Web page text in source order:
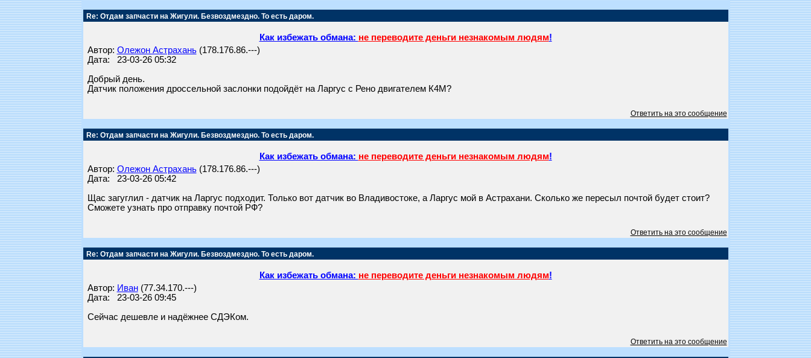
Re: Отдам запчасти на Жигули. Безвоздмездно. То есть даром.
Как избежать обмана: не переводите деньги незнакомым людям!
Автор: Олежон Астрахань(178.176.86.---)
Дата: 23-03-26 05:32
Добрый день.
Датчик положения дроссельной заслонки подойдёт на Ларгус с Рено двигателем К4М?
Ответить на это сообщение
Re: Отдам запчасти на Жигули. Безвоздмездно. То есть даром.
Как избежать обмана: не переводите деньги незнакомым людям!
Автор: Олежон Астрахань(178.176.86.---)
Дата: 23-03-26 05:42
Щас загуглил - датчик на Ларгус подходит. Только вот датчик во Владивостоке, а Ларгус мой в Астрахани. Сколько же пересыл почтой будет стоит?
Сможете узнать про отправку почтой РФ?
Ответить на это сообщение
Re: Отдам запчасти на Жигули. Безвоздмездно. То есть даром.
Как избежать обмана: не переводите деньги незнакомым людям!
Автор: Иван(77.34.170.---)
Дата: 23-03-26 09:45
Сейчас дешевле и надёжнее СДЭКом.
Ответить на это сообщение